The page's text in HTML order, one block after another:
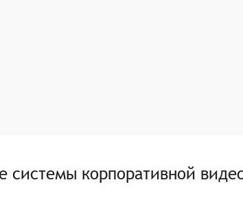
системы корпоративной